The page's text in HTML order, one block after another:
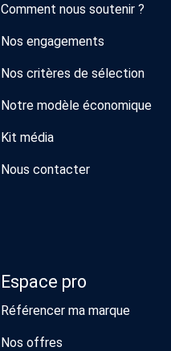
Comment nous soutenir ?
Nos engagements
Nos critères de sélection
Notre modèle économique
Kit média
Nous contacter
Espace pro
Référencer ma marque
Nos offres